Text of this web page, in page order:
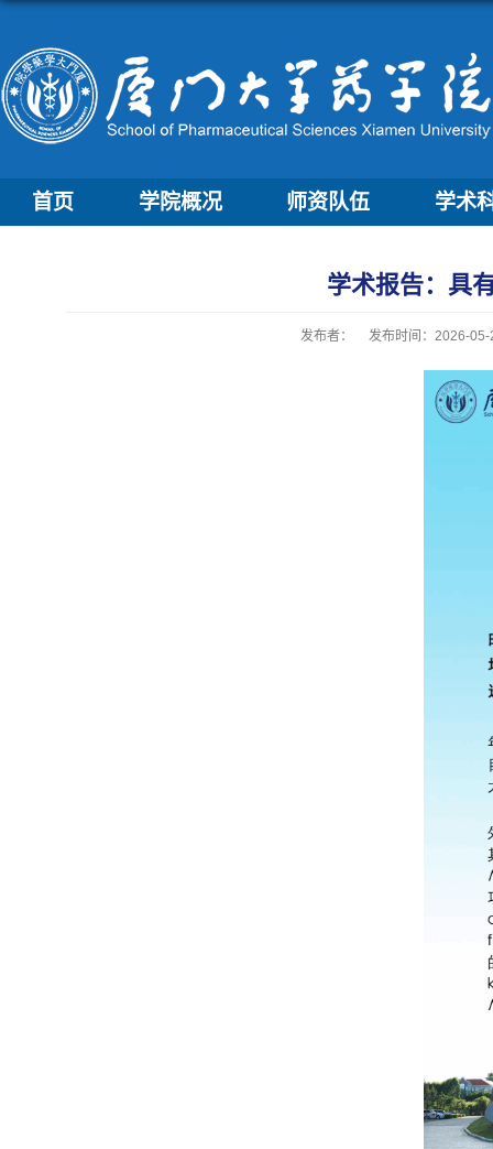
首页 学院概况 师资队伍 学术
学术报告：具
发布者： 发布时间：2026-05-